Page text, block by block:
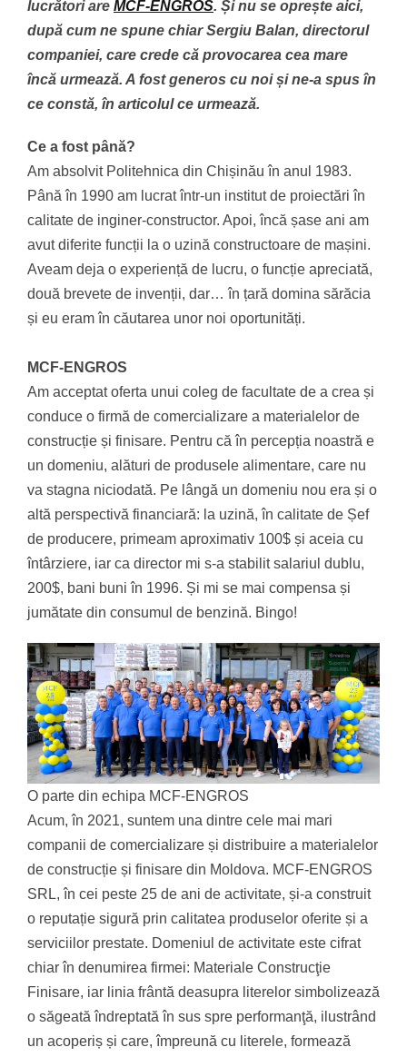
lucrători are MCF-ENGROS. Și nu se oprește aici,
după cum ne spune chiar Sergiu Balan, directorul
companiei, care crede că provocarea cea mare
încă urmează. A fost generos cu noi și ne-a spus în
ce constă, în articolul ce urmează.
Ce a fost până?
Am absolvit Politehnica din Chișinău în anul 1983.
Până în 1990 am lucrat într-un institut de proiectări în
calitate de inginer-constructor. Apoi, încă șase ani am
avut diferite funcții la o uzină constructoare de mașini.
Aveam deja o experiență de lucru, o funcție apreciată,
două brevete de invenții, dar… în țară domina sărăcia
și eu eram în căutarea unor noi oportunități.
MCF-ENGROS
Am acceptat oferta unui coleg de facultate de a crea și
conduce o firmă de comercializare a materialelor de
construcție și finisare. Pentru că în percepția noastră e
un domeniu, alături de produsele alimentare, care nu
va stagna niciodată. Pe lângă un domeniu nou era și o
altă perspectivă financiară: la uzină, în calitate de Șef
de producere, primeam aproximativ 100$ și aceia cu
întârziere, iar ca director mi s-a stabilit salariul dublu,
200$, bani buni în 1996. Și mi se mai compensa și
jumătate din consumul de benzină. Bingo!
O parte din echipa MCF-ENGROS
Acum, în 2021, suntem una dintre cele mai mari
companii de comercializare și distribuire a materialelor
de construcție și finisare din Moldova. MCF-ENGROS
SRL, în cei peste 25 de ani de activitate, și-a construit
o reputație sigură prin calitatea produselor oferite și a
serviciilor prestate. Domeniul de activitate este cifrat
chiar în denumirea firmei: Materiale Construcţie
Finisare, iar linia frântă deasupra literelor simbolizează
o săgeată îndreptată în sus spre performanţă, ilustrând
un acoperiș și care, împreună cu literele, formează